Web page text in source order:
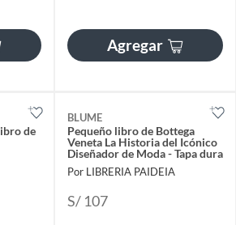
Agregar
de
BLUME
Pequeño libro de Bottega
Veneta La Historia del Icónico
Diseñador de Moda - Tapa dura
Por LIBRERIA PAIDEIA
S/ 107